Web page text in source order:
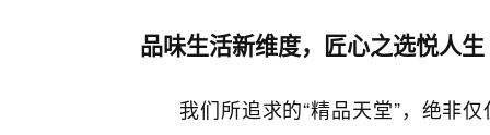
品味生活新维度，匠心之选悦人生
我们所追求的“精品天堂”，绝非